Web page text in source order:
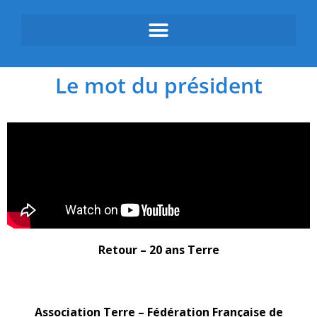
Le mot du président
Retour – 20 ans Terre
Association Terre – Fédération Française de